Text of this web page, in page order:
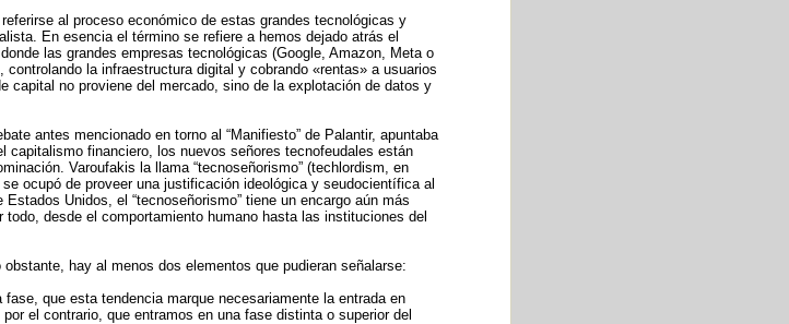
al proceso económico de estas grandes tecnológicas y
En esencia el término se refiere a hemos dejado atrás el
las grandes empresas tecnológicas (Google, Amazon, Meta o
la infraestructura digital y cobrando «rentas» a usuarios
capital no proviene del mercado, sino de la explotación de datos y
antes mencionado en torno al “Manifiesto” de Palantir, apuntaba
financiero, los nuevos señores tecnofeudales están
Varoufakis la llama “tecnoseñorismo” (techlordism, en
ocupó de proveer una justificación ideológica y seudocientífica al
Unidos, el “tecnoseñorismo” tiene un encargo aún más
desde el comportamiento humano hasta las instituciones del
hay al menos dos elementos que pudieran señalarse:
que esta tendencia marque necesariamente la entrada en
el contrario, que entramos en una fase distinta o superior del